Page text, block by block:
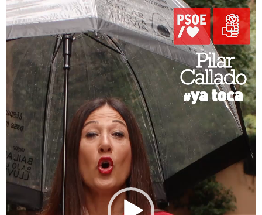
de
vídeo